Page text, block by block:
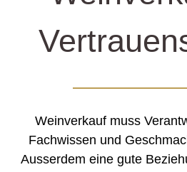
Weinverkauf muss
Fachwissen und
Ausserdem eine gute